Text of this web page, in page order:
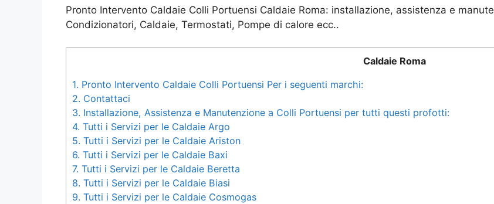
Pronto Intervento Caldaie Colli Portuensi Caldaie Roma: installazione, assistenza e
Condizionatori, Caldaie, Termostati, Pompe di calore ecc..
Caldaie Roma
1. Pronto Intervento Caldaie Colli Portuensi Per i seguenti marchi:
2. Contattaci
3. Installazione, Assistenza e Manutenzione a Colli Portuensi per tutti questi profotti:
4. Tutti i Servizi per le Caldaie Argo
5. Tutti i Servizi per le Caldaie Ariston
6. Tutti i Servizi per le Caldaie Baxi
7. Tutti i Servizi per le Caldaie Beretta
8. Tutti i Servizi per le Caldaie Biasi
9. Tutti i Servizi per le Caldaie Cosmogas